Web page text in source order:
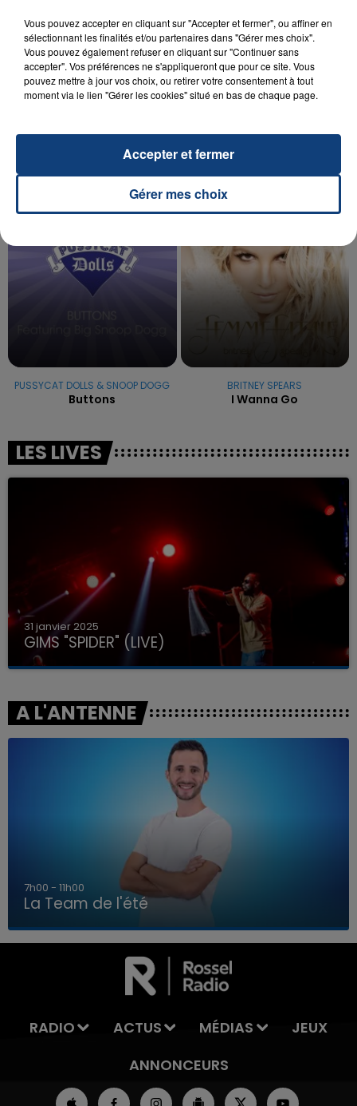
LA TEAM DE L'ÉTÉ
20 juillet 2026
UNE ADOLESCENTE DEVANT SE FAIRE
OPÉRER DE LA CHEVILLE RESSORT DE LA...
TITRES DIFFUSÉS
PUSSYCAT DOLLS & SNOOP DOGG
Buttons
BRITNEY SPEARS
I Wanna Go
LES LIVES
31 janvier 2025
GIMS "SPIDER" (LIVE)
A L'ANTENNE
7h00 - 11h00
La Team de l'été
RADIO ACTUS MÉDIAS
JEUX
ANNONCEURS
Vous pouvez accepter en cliquant sur "Accepter et fermer", ou affiner en
sélectionnant les finalités et/ou partenaires dans "Gérer mes choix".
Vous pouvez également refuser en cliquant sur "Continuer sans
accepter". Vos préférences ne s'appliqueront que pour ce site. Vous
pouvez mettre à jour vos choix, ou retirer votre consentement à tout
moment via le lien "Gérer les cookies" situé en bas de chaque page.
Gérer mes choix
Accepter et fermer